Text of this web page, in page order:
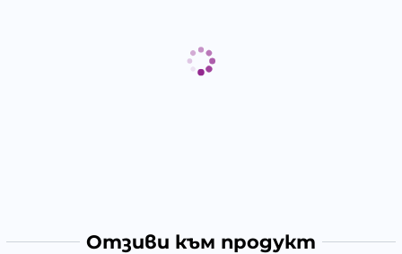
Отзиви към продукт